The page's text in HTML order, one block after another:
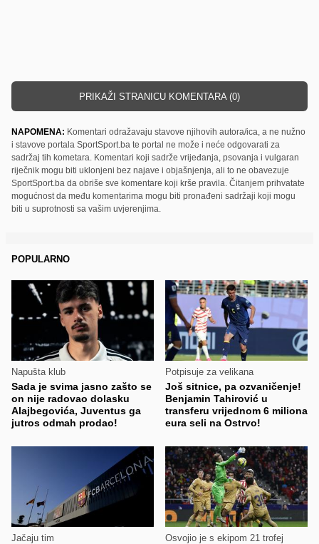
PRIKAŽI STRANICU KOMENTARA (0)
NAPOMENA: Komentari odražavaju stavove njihovih autora/ica, a ne nužno
i stavove portala SportSport.ba te portal ne može i neće odgovarati za
sadržaj tih kometara. Komentari koji sadrže vrijeđanja, psovanja i vulgaran
riječnik mogu biti uklonjeni bez najave i objašnjenja, ali to ne obavezuje
SportSport.ba da obriše sve komentare koji krše pravila. Čitanjem prihvatate
mogućnost da među komentarima mogu biti pronađeni sadržaji koji mogu
biti u suprotnosti sa vašim uvjerenjima.
POPULARNO
Napušta klub
Sada je svima jasno zašto se
on nije radovao dolasku
Alajbegovića, Juventus ga
jutros odmah prodao!
Potpisuje za velikana
Još sitnice, pa ozvaničenje!
Benjamin Tahirović u
transferu vrijednom 6 miliona
eura seli na Ostrvo!
Jačaju tim Osvojio je s ekipom 21 trofej